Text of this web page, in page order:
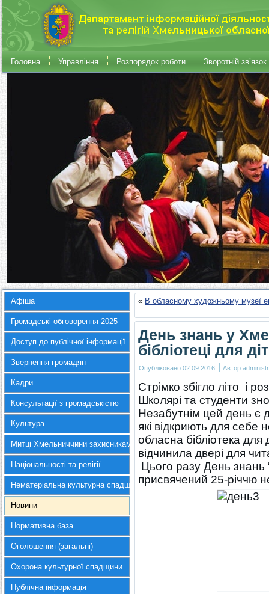
Головна Управління Розпорядок роботи Зворотній зв’язок
Афіша
Громадські обговорення 2025
Доступ до публічної інформації
Звернення громадян
Кадри
Консультації з громадськістю
Культура
Митці Хмельниччини захисникам України
Національності та релігії
Нематеріальна культурна спадщина
Новини
Нормативна база
Оголошення (загальні)
Охорона культурної спадщини
Публічна інформація
« В обласному художньому музеї
День знань у
бібліотеці для
Опубліковано 02.09.2016 | Автор
Стрімко збігло літо і
Школярі та студенти
Незабутнім цей день є
які відкриють для себе
обласна бібліотека для
відчинила двері для
Цього разу День знань
присвячений 25-річчю